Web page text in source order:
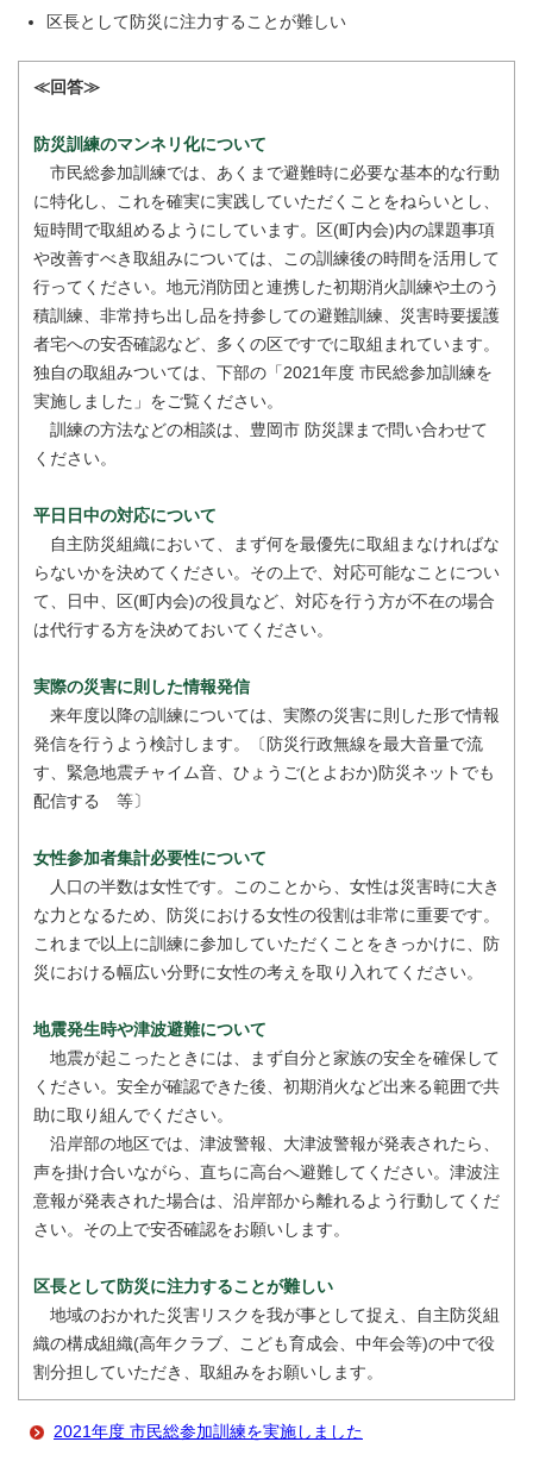
区長として防災に注力することが難しい
≪回答≫
防災訓練のマンネリ化について
市民総参加訓練では、あくまで避難時に必要な基本的な行動
に特化し、これを確実に実践していただくことをねらいとし、
短時間で取組めるようにしています。区(町内会)内の課題事項
や改善すべき取組みについては、この訓練後の時間を活用して
行ってください。地元消防団と連携した初期消火訓練や土のう
積訓練、非常持ち出し品を持参しての避難訓練、災害時要援護
者宅への安否確認など、多くの区ですでに取組まれています。
独自の取組みついては、下部の「2021年度 市民総参加訓練を
実施しました」をご覧ください。
訓練の方法などの相談は、豊岡市 防災課まで問い合わせて
ください。
平日日中の対応について
自主防災組織において、まず何を最優先に取組まなければな
らないかを決めてください。その上で、対応可能なことについ
て、日中、区(町内会)の役員など、対応を行う方が不在の場合
は代行する方を決めておいてください。
実際の災害に則した情報発信
来年度以降の訓練については、実際の災害に則した形で情報
発信を行うよう検討します。〔防災行政無線を最大音量で流
す、緊急地震チャイム音、ひょうご(とよおか)防災ネットでも
配信する 等〕
女性参加者集計必要性について
人口の半数は女性です。このことから、女性は災害時に大き
な力となるため、防災における女性の役割は非常に重要です。
これまで以上に訓練に参加していただくことをきっかけに、防
災における幅広い分野に女性の考えを取り入れてください。
地震発生時や津波避難について
地震が起こったときには、まず自分と家族の安全を確保して
ください。安全が確認できた後、初期消火など出来る範囲で共
助に取り組んでください。
沿岸部の地区では、津波警報、大津波警報が発表されたら、
声を掛け合いながら、直ちに高台へ避難してください。津波注
意報が発表された場合は、沿岸部から離れるよう行動してくだ
さい。その上で安否確認をお願いします。
区長として防災に注力することが難しい
地域のおかれた災害リスクを我が事として捉え、自主防災組
織の構成組織(高年クラブ、こども育成会、中年会等)の中で役
割分担していただき、取組みをお願いします。
2021年度 市民総参加訓練を実施しました